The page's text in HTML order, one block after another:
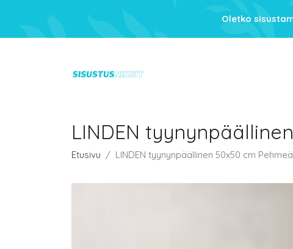
Oletko
LINDEN
Etusivu LINDEN tyynynpäällinen 50x50 cm